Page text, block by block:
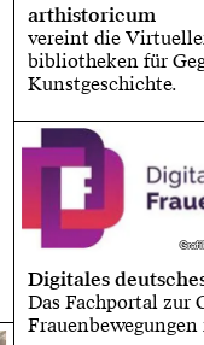
arthistoricum
vereint die
bibliotheken für
Kunstgeschichte.
Digitales
Das Fachportal zur